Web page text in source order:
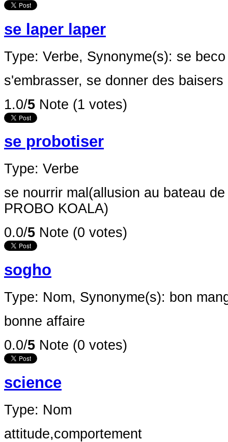
se laper laper
Type: Verbe, Synonyme(s): se beco
s'embrasser, se donner des baisers
1.0/5 Note (1 votes)
se probotiser
Type: Verbe
se nourrir mal(allusion au bateau
PROBO KOALA)
0.0/5 Note (0 votes)
sogho
Type: Nom, Synonyme(s): bon
bonne affaire
0.0/5 Note (0 votes)
science
Type: Nom
attitude,comportement